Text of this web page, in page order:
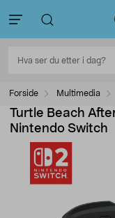
Forside Multimedia
Turtle Beach
Nintendo Switch